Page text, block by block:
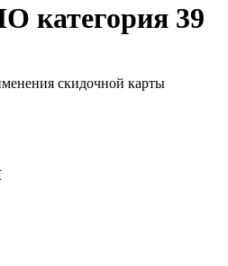
категория 39
скидочной карты